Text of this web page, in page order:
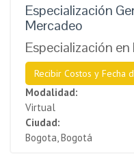
Especialización
Mercadeo
Especialización
Recibir Costos y Fecha
Modalidad:
Virtual
Ciudad:
Bogota, Bogotá